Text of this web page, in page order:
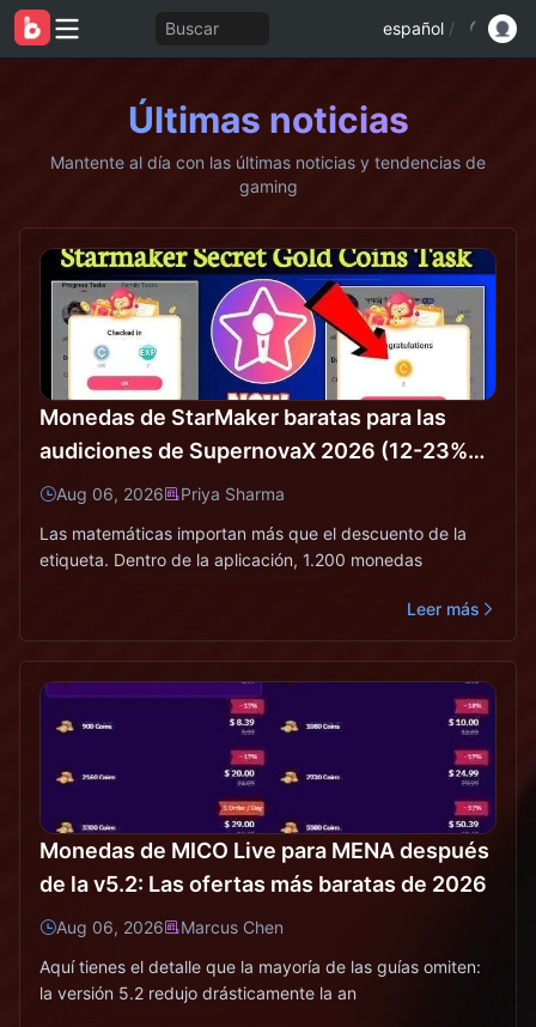
Buscar español /
Últimas noticias
Mantente al día con las últimas noticias y tendencias de
gaming
Monedas de StarMaker baratas para las
audiciones de SupernovaX 2026 (12-23%
de descuento)
Aug 06, 2026
Priya Sharma
Las matemáticas importan más que el descuento de la
etiqueta. Dentro de la aplicación, 1.200 monedas
Leer más
Monedas de MICO Live para MENA después
de la v5.2: Las ofertas más baratas de 2026
Aug 06, 2026
Marcus Chen
Aquí tienes el detalle que la mayoría de las guías omiten:
la versión 5.2 redujo drásticamente la an